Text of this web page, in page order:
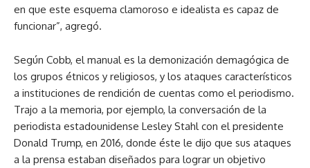
en que este esquema clamoroso e idealista es capaz de
funcionar”, agregó.
Según Cobb, el manual es la demonización demagógica de
los grupos étnicos y religiosos, y los ataques característicos
a instituciones de rendición de cuentas como el periodismo.
Trajo a la memoria, por ejemplo, la conversación de la
periodista estadounidense Lesley Stahl con el presidente
Donald Trump, en 2016, donde éste le dijo que sus ataques
a la prensa estaban diseñados para lograr un objetivo